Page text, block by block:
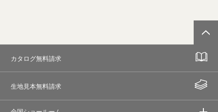
カタログ無料請求
生地見本無料請求